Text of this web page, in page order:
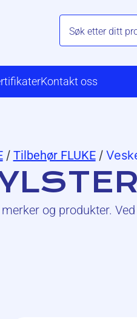
Kontakt oss
/ Tilbehør FLUKE /
og produkter.